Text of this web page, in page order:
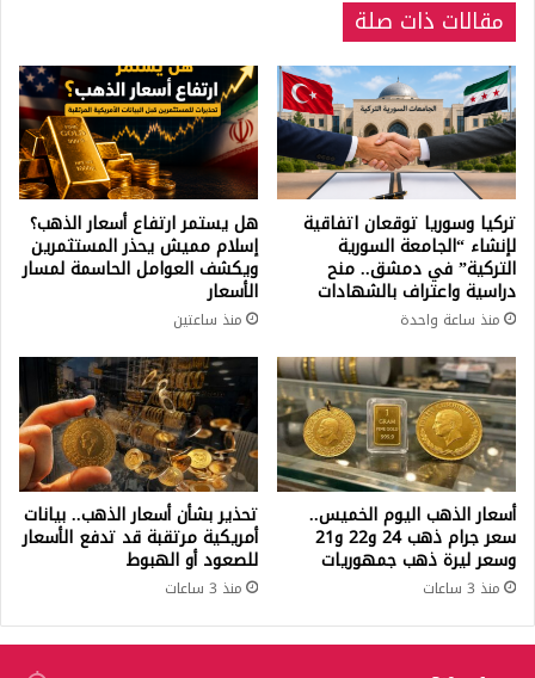
نفسك
مقالات ذات صلة
تركيا وسوريا توقعان اتفاقية
لإنشاء “الجامعة السورية
التركية” في دمشق.. منح
دراسية واعتراف بالشهادات
منذ ساعة واحدة
هل يستمر ارتفاع أسعار الذهب؟
إسلام مميش يحذر المستثمرين
ويكشف العوامل الحاسمة لمسار
الأسعار
منذ ساعتين
أسعار الذهب اليوم الخميس..
سعر جرام ذهب 24 و22 و21
وسعر ليرة ذهب جمهوريات
منذ 3 ساعات
تحذير بشأن أسعار الذهب.. بيانات
أمريكية مرتقبة قد تدفع الأسعار
للصعود أو الهبوط
منذ 3 ساعات